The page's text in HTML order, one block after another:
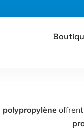
polypropylèneoffrent